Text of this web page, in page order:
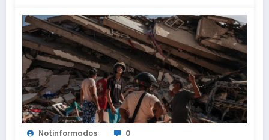
Notinformados 0